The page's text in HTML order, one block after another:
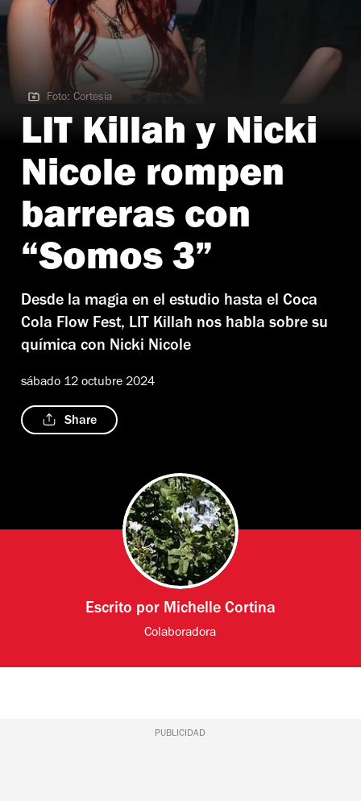
Foto: Cortesía
Foto: Cortesía
LIT Killah y Nicki
Nicole rompen
barreras con
“Somos 3”
Desde la magia en el estudio hasta el Coca
Cola Flow Fest, LIT Killah nos habla sobre su
química con Nicki Nicole
sábado 12 octubre 2024
Share
Escrito por Michelle Cortina
Colaboradora
PUBLICIDAD